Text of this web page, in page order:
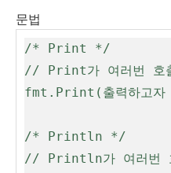
문법
/* Print */
// Print가 여러번 호
fmt.Print(출력하고자
/* Println */
// Println가 여러번